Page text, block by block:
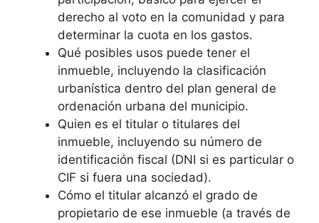
derecho al voto en la comunidad y para
determinar la cuota en los gastos.
Qué posibles usos puede tener el
inmueble, incluyendo la clasificación
urbanística dentro del plan general de
ordenación urbana del municipio.
Quien es el titular o titulares del
inmueble, incluyendo su número de
identificación fiscal (DNI si es particular o
CIF si fuera una sociedad).
Cómo el titular alcanzó el grado de
propietario de ese inmueble (a través de